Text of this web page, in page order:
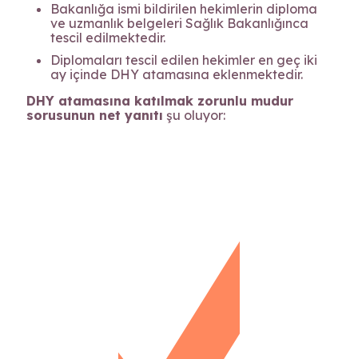
Bakanlığa ismi bildirilen hekimlerin diploma
ve uzmanlık belgeleri Sağlık Bakanlığınca
tescil edilmektedir.
Diplomaları tescil edilen hekimler en geç iki
ay içinde DHY atamasına eklenmektedir.
DHY atamasına katılmak zorunlu mudur
sorusunun net yanıtı şu oluyor: